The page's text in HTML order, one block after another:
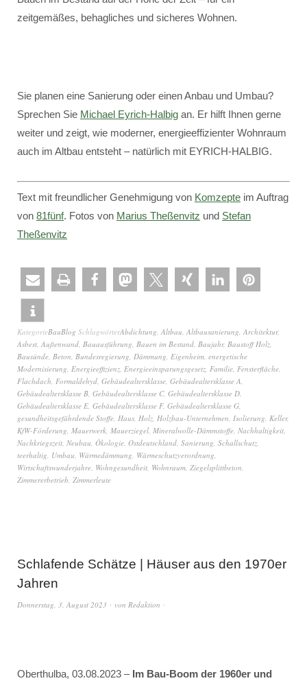
zeitgemäßes, behagliches und sicheres Wohnen.
Sie planen eine Sanierung oder einen Anbau und Umbau?
Sprechen Sie Michael Eyrich-Halbig an. Er hilft Ihnen gerne
weiter und zeigt, wie moderner, energieeffizienter Wohnraum
auch im Altbau entsteht – natürlich mit EYRICH-HALBIG.
Text mit freundlicher Genehmigung von Komzepte im Auftrag
von 81fünf. Fotos von Marius Theßenvitz und Stefan
Theßenvitz
KategorieBauBlog SchlagwörterAbdichtung, Altbau, Altbausanierung, Architektur,
Asbest, Außenwand, Bauausführung, Bauen im Bestand, Baujahr, Baustoff Holz,
Bausünde, Beton, Bundesregierung, Dämmung, Eigenheim, energetische
Modernisierung, Energieeffizienz, Energieeinsparungsgesetz, Familie, Fensterfläche,
Flachdach, Formaldehyd, Gebäudealtersklasse, Gebäudealtersklasse A,
Gebäudealtersklasse B, Gebäudealtersklasse C, Gebäudealtersklasse D,
Gebäudealtersklasse E, Gebäudealtersklasse F, Gebäudealtersklasse G,
gesundheitsgefährdende Stoffe, Haus, Holz, Holzbau-Unternehmen, Isolierung, Keller,
KfW-Förderung, Mauerwerk, Mauerziegel, Mineralwolle-Dämmstoffe, Nachhaltigkeit,
Nachkriegszeit, Neubau, Ökologie, Ostdeutschland, Sanierung, Schallschutz,
teerhaltig, Umbau, Wärmedämmung, Wärmeschutzverordnung,
Wirtschaftswunderjahre, Wohngesundheit, Wohnraum, Ziegelsplittbeton,
Zimmererbetrieb, Zimmerleute
Schlafende Schätze | Häuser aus den 1970er
Jahren
Donnerstag, 3. August 2023 von Redaktion
Oberthulba, 03.08.2023 – Im Bau-Boom der 1960er und